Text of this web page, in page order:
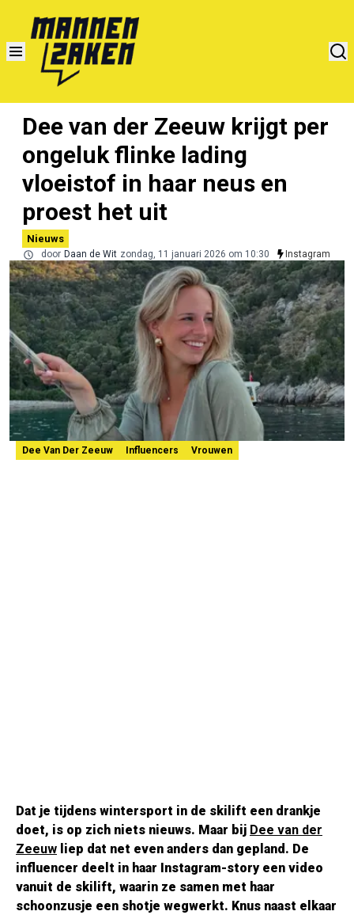
Dee van der Zeeuw krijgt per
ongeluk flinke lading
vloeistof in haar neus en
proest het uit
Nieuws
door Daan de Wit zondag, 11 januari 2026 om 10:30 Instagram
Dee Van Der Zeeuw Influencers Vrouwen
Dat je tijdens wintersport in de skilift een drankje
doet, is op zich niets nieuws. Maar bij Dee van der
Zeeuw liep dat net even anders dan gepland. De
influencer deelt in haar Instagram-story een video
vanuit de skilift, waarin ze samen met haar
schoonzusje een shotje wegwerkt. Knus naast elkaar